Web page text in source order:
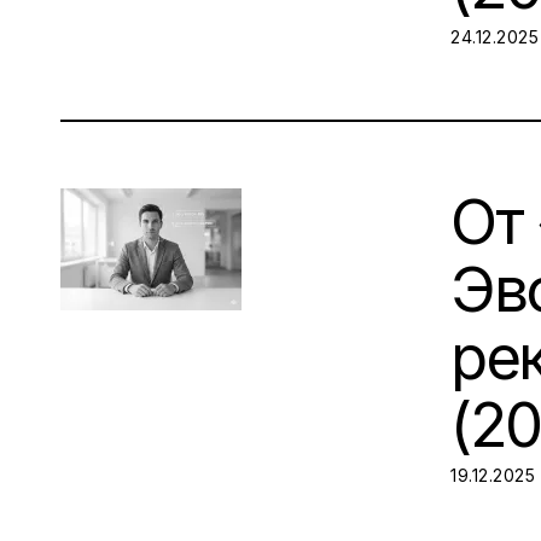
POSTED
24.12.2025
От
POSTED
19.12.2025